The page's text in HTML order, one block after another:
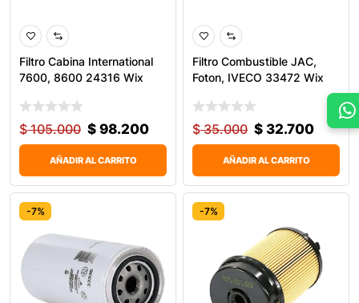
Filtro Cabina International
7600, 8600 24316 Wix
$105.000 $ 98.200
AÑADIR AL CARRITO
Filtro Combustible JAC,
Foton, IVECO 33472 Wix
$35.000 $ 32.700
AÑADIR AL CARRITO
-7% -7%